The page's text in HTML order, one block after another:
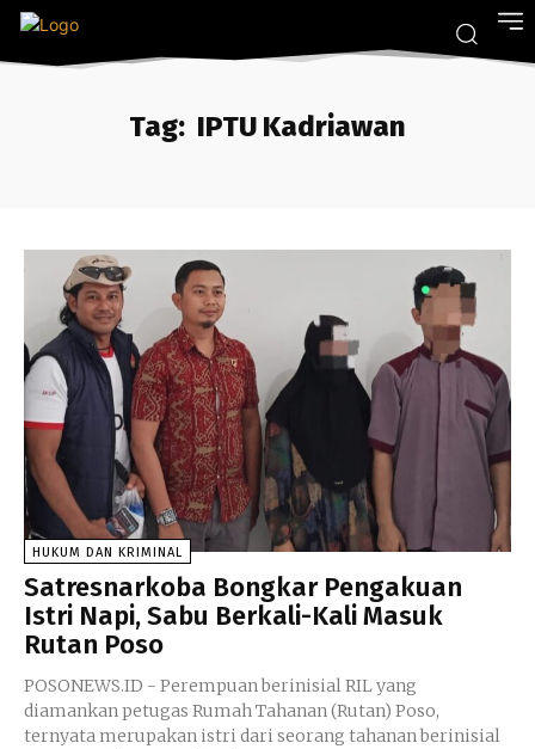
Tag: IPTU Kadriawan
HUKUM DAN KRIMINAL
Satresnarkoba Bongkar Pengakuan
Istri Napi, Sabu Berkali-Kali Masuk
Rutan Poso
POSONEWS.ID - Perempuan berinisial RIL yang
diamankan petugas Rumah Tahanan (Rutan) Poso,
ternyata merupakan istri dari seorang tahanan berinisial